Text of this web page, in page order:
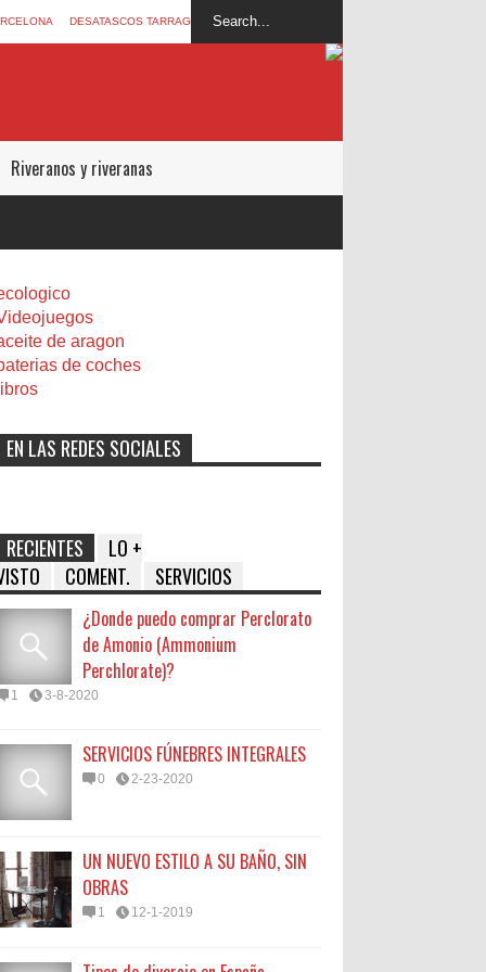
DESATASCOS TARRAGONA
Riveranos y riveranas
de aragon
de coches
libros
EN LAS REDES SOCIALES
RECIENTES
LO +
COMENT. SERVICIOS
¿Donde puedo comprar Perclorato
de Amonio (Ammonium
Perchlorate)?
1 3-8-2020
SERVICIOS FÚNEBRES INTEGRALES
0 2-23-2020
UN NUEVO ESTILO A SU BAÑO, SIN
OBRAS
1 12-1-2019